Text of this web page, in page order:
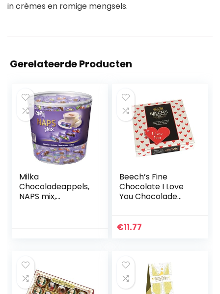
in crèmes en romige mengsels.
Gerelateerde Producten
Milka
Chocoladeappels,
NAPS mix,
Beech’s Fine
Chocolate I Love
You Chocolade
€11.77